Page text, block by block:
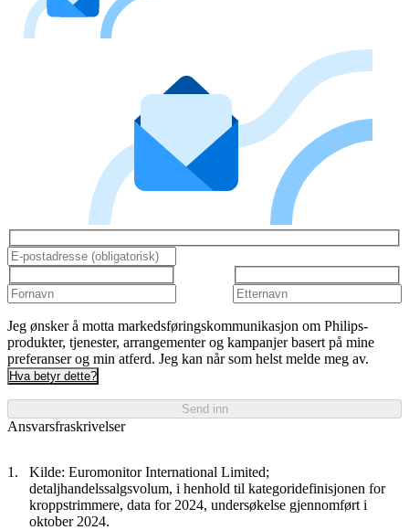
Jeg ønsker å motta markedsføringskommunikasjon om Philips-
produkter, tjenester, arrangementer og kampanjer basert på mine
preferanser og min atferd. Jeg kan når som helst melde meg av.
Hva betyr dette?
Send inn
Ansvarsfraskrivelser
Kilde: Euromonitor International Limited;
detaljhandelssalgsvolum, i henhold til kategoridefinisjonen for
kroppstrimmere, data for 2024, undersøkelse gjennomført i
oktober 2024.